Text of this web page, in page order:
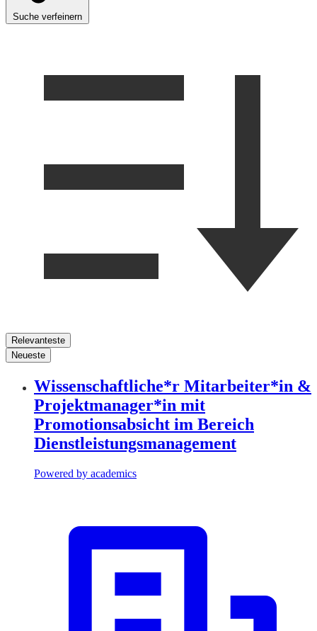
Suche verfeinern
Relevanteste
Neueste
Wissenschaftliche*r Mitarbeiter*in &
Projektmanager*in mit
Promotionsabsicht im Bereich
Dienstleistungsmanagement
Powered by academics